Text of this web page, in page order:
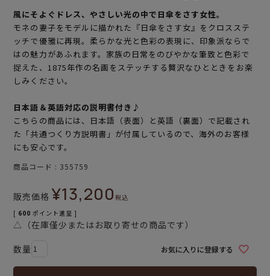
風にそよぐドレス、やさしい光の中で日傘をさす女性。
モネの妻子をモデルに描かれた『日傘をさす女』をクロスステ
ッチで優雅に再現。柔らかな光と色彩の表現に、印象派ならで
はの魅力があふれます。家族の日常をのびやかな筆致と色彩で
捉えた、1875年作の名画をステッチする贅沢なひとときをお楽
しみください。
日本語＆英語対応の説明書付き♪
こちらの商品には、日本語（表面）と英語（裏面）で記載され
た「共通つくり方説明書」が付属しているので、海外のお客様
にも安心です。
商品コード 355759
販売価格 ¥13,200税込
[ 600 ポイント進呈 ]
△（在庫僅少またはお取り寄せの商品です）
お気に入りに登録する